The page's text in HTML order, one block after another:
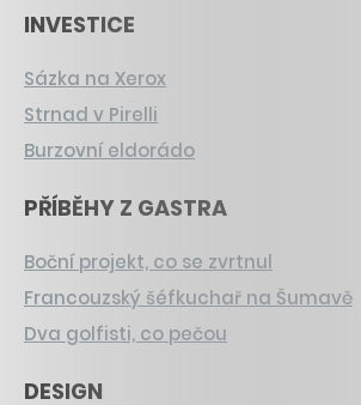
INVESTICE
Sázka na Xerox
Strnad v Pirelli
Burzovní eldorádo
PŘÍBĚHY Z GASTRA
Boční projekt, co se zvrtnul
Francouzský šéfkuchař na Šumavě
Dva golfisti, co pečou
DESIGN